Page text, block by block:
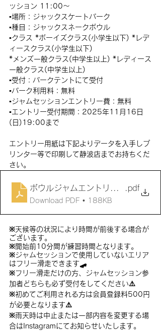
ッション 11:00〜
▪︎場所：ジャックスケートパーク
▪︎種目：ジャックスネークボウル
▪︎クラス *ボーイズクラス(小学生以下) *レデ
ィースクラス(小学生以下)
*メンズ一般クラス(中学生以上) *レディース
一般クラス(中学生以上)
▪︎受付：パークテントにて受付
▪︎パーク利用料：無料
▪︎ジャムセッションエントリー費：無料
▪︎エントリー受付期間：2025年11月16日
(日)19:00まで
エントリー用紙は下記よりデータを入手しプ
リンター等で印刷して静波店までお持ちくだ
さい。
ボウルジャムエントリー用紙
.pdf
Download PDF • 188KB
※天候等の状況により時間が前後する場合が
ございます。
※開始前10分間が練習時間となります。
※ジャムセッションで使用していないエリア
はフリー滑走できます🛹
※フリー滑走だけの方、ジャムセッション参
加者どちらも必ず受付をしてください⚠️
※初めてご利用される方は会員登録料500円
が必要となります⚠️
※雨天時は中止または一部内容を変更する場
合はInstagramにてお知らせいたします。